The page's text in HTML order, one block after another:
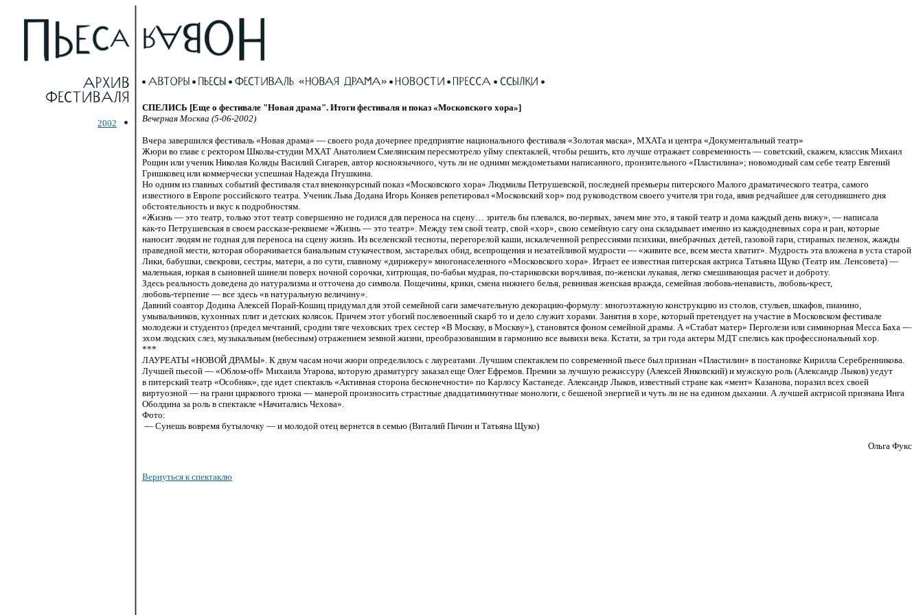
2002
СПЕЛИСЬ [Еще о фестивале "Новая драма". Итоги фестиваля и показ «Московского хора»]
Вечерная Москва (5-06-2002)
Вчера завершился фестиваль «Новая драма» — своего рода дочернее предприятие национального фестиваля «Золотая маска», МХАТа и центра «Документальный театр»
Жюри во главе с ректором Школы-студии МХАТ Анатолием Смелянским пересмотрело уйму спектаклей, чтобы решить, кто лучше отражает современность — советский, скажем, классик Михаил
Рощин или ученик Николая Коляды Василий Сигарев, автор косноязычного, чуть ли не одними междометьями написанного, пронзительного «Пластилина»; новомодный сам себе театр Евгений
Гришковец или коммерчески успешная Надежда Птушкина.
Но одним из главных событий фестиваля стал внеконкурсный показ «Московского хора» Людмилы Петрушевской, последней премьеры питерского Малого драматического театра, самого
известного в Европе российского театра. Ученик Льва Додана Игорь Коняев репетировал «Московский хор» под руководством своего учителя три года, явив редчайшее для сегодняшнего дня
обстоятельность и вкус к подробностям.
«Жизнь — это театр, только этот театр совершенно не годился для переноса на сцену… зритель бы плевался, во-первых, зачем мне это, я такой театр и дома каждый день вижу», — написала
как-то Петрушевская в своем рассказе-реквиеме «Жизнь — это театр». Между тем свой театр, свой «хор», свою семейную сагу она складывает именно из каждодневных сора и ран, которые
наносит людям не годная для переноса на сцену жизнь. Из вселенской тесноты, перегорелой каши, искалеченной репрессиями психики, внебрачных детей, газовой гари, стираных пеленок, жажды
праведной мести, которая оборачивается банальным стукачеством, застарелых обид, всепрощения и незатейливой мудрости — «живите все, всем места хватит». Мудрость эта вложена в уста старой
Лики, бабушки, свекрови, сестры, матери, а по сути, главному «дирижеру» многонаселенного «Московского хора». Играет ее известная питерская актриса Татьяна Щуко (Театр им. Ленсовета) —
маленькая, юркая в сыновней шинели поверх ночной сорочки, хитрющая, по-бабьи мудрая, по-стариковски ворчливая, по-женски лукавая, легко смешивающая расчет и доброту.
Здесь реальность доведена до натурализма и отточена до символа. Пощечины, крики, смена нижнего белья, ревнивая женская вражда, семейная любовь-ненависть, любовь-крест,
любовь-терпение — все здесь «в натуральную величину».
Давний соавтор Додина Алексей Порай-Кошиц придумал для этой семейной саги замечательную декорацию-формулу: многоэтажную конструкцию из столов, стульев, шкафов, пианино,
умывальников, кухонных плит и детских колясок. Причем этот убогий послевоенный скарб то и дело служит хорами. Занятия в хоре, который претендует на участие в Московском фестивале
молодежи и студентоз (предел мечтаний, сродни тяге чеховских трех сестер «В Москву, в Москву»), становятся фоном семейной драмы. А «Стабат матер» Перголези или симинорная Месса Баха —
эхом людских слез, музыкальным (небесным) отражением земной жизни, преобразовавшим в гармонию все вывихи века. Кстати, за три года актеры МДТ спелись как профессиональный хор.
***
ЛАУРЕАТЫ «НОВОЙ ДРАМЫ». К двум часам ночи жюри определилось с лауреатами. Лучшим спектаклем по современной пьесе был признан «Пластилин» в постановке Кирилла Серебренникова.
Лучшей пьесой — «Облом-оff» Михаила Угарова, которую драматургу заказал еще Олег Ефремов. Премии за лучшую режиссуру (Алексей Янковский) и мужскую роль (Александр Лыков) уедут
в питерский театр «Особняк», где идет спектакль «Активная сторона бесконечности» по Карлосу Кастанеде. Александр Лыков, известный стране как «мент» Казанова, поразил всех своей
виртуозной — на грани циркового трюка — манерой произносить страстные двадцатиминутные монологи, с бешеной энергией и чуть ли не на едином дыхании. А лучшей актрисой признана Инга
Оболдина за роль в спектакле «Начитались Чехова».
Фото:
— Сунешь вовремя бутылочку — и молодой отец вернется в семью (Виталий Пичин и Татьяна Щуко)
Ольга Фукс
Вернуться к спектаклю